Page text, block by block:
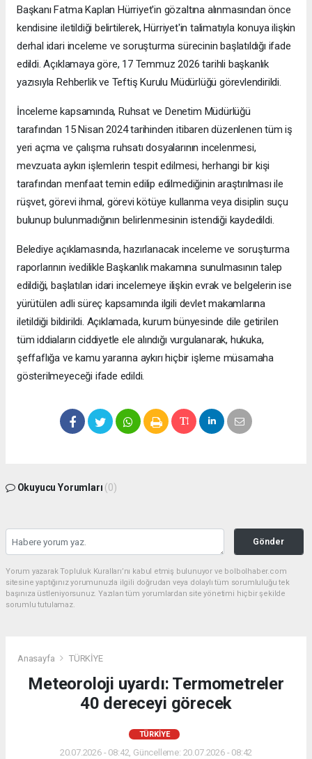
Başkanı Fatma Kaplan Hürriyet'in gözaltına alınmasından önce
kendisine iletildiği belirtilerek, Hürriyet'in talimatıyla konuya ilişkin
derhal idari inceleme ve soruşturma sürecinin başlatıldığı ifade
edildi. Açıklamaya göre, 17 Temmuz 2026 tarihli başkanlık
yazısıyla Rehberlik ve Teftiş Kurulu Müdürlüğü görevlendirildi.
İnceleme kapsamında, Ruhsat ve Denetim Müdürlüğü
tarafından 15 Nisan 2024 tarihinden itibaren düzenlenen tüm iş
yeri açma ve çalışma ruhsatı dosyalarının incelenmesi,
mevzuata aykırı işlemlerin tespit edilmesi, herhangi bir kişi
tarafından menfaat temin edilip edilmediğinin araştırılması ile
rüşvet, görevi ihmal, görevi kötüye kullanma veya disiplin suçu
bulunup bulunmadığının belirlenmesinin istendiği kaydedildi.
Belediye açıklamasında, hazırlanacak inceleme ve soruşturma
raporlarının ivedilikle Başkanlık makamına sunulmasının talep
edildiği, başlatılan idari incelemeye ilişkin evrak ve belgelerin ise
yürütülen adli süreç kapsamında ilgili devlet makamlarına
iletildiği bildirildi. Açıklamada, kurum bünyesinde dile getirilen
tüm iddiaların ciddiyetle ele alındığı vurgulanarak, hukuka,
şeffaflığa ve kamu yararına aykırı hiçbir işleme müsamaha
gösterilmeyeceği ifade edildi.
Okuyucu Yorumları (0)
Gönder
Yorum yazarak Topluluk Kuralları’nı kabul etmiş bulunuyor ve bolbolhaber.com
sitesine yaptığınız yorumunuzla ilgili doğrudan veya dolaylı tüm sorumluluğu tek
başınıza üstleniyorsunuz. Yazılan tüm yorumlardan site yönetimi hiçbir şekilde
sorumlu tutulamaz.
Anasayfa TÜRKİYE
Meteoroloji uyardı: Termometreler
40 dereceyi görecek
TÜRKİYE
20.07.2026 - 08:42, Güncelleme: 20.07.2026 - 08:42